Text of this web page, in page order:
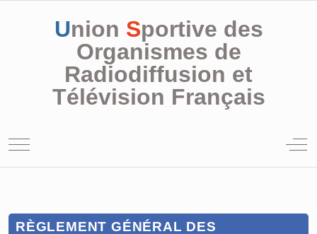
Union Sportive des
Organismes de
Radiodiffusion et
Télévision Français
Mobile Menu Toggle Off-
RÈGLEMENT GÉNÉRAL DES